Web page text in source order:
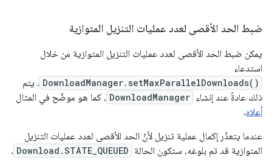
ضبط الحد الأقصى لعدد عمليات التنزيل المتوازية
يمكن ضبط الحد الأقصى لعدد عمليات التنزيل المتوازية من خلال
استدعاء
DownloadManager.setMaxParallelDownloads() . يتم
ذلك عادةً عند إنشاء DownloadManager ، كما هو موضّح في المثال
أعلاه.
عندما يتعذّر إكمال عملية تنزيل لأنّ الحد الأقصى لعدد عمليات التنزيل
المتوازية قد تم بلوغه، ستكون الحالة Download.STATE_QUEUED
.